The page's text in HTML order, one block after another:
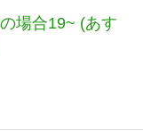
場合19~ (あす